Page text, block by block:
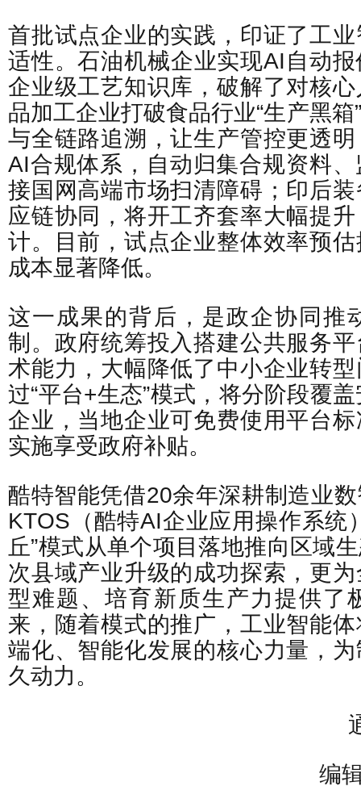
首批试点企业的实践，印证了工
适性。石油机械企业实现AI自动
企业级工艺知识库，破解了对核
品加工企业打破食品行业“生产黑
与全链路追溯，让生产管控更透
AI合规体系，自动归集合规资料
接国网高端市场扫清障碍；印后
应链协同，将开工齐套率大幅提
计。目前，试点企业整体效率预
成本显著降低。
这一成果的背后，是政企协同推
制。政府统筹投入搭建公共服务
术能力，大幅降低了中小企业转
过“平台+生态”模式，将分阶段覆
企业，当地企业可免费使用平台
实施享受政府补贴。
酷特智能凭借20余年深耕制造业
KTOS（酷特AI企业应用操作系统
丘”模式从单个项目落地推向区域
次县域产业升级的成功探索，更
型难题、培育新质生产力提供了
来，随着模式的推广，工业智能
端化、智能化发展的核心力量，
久动力。
编